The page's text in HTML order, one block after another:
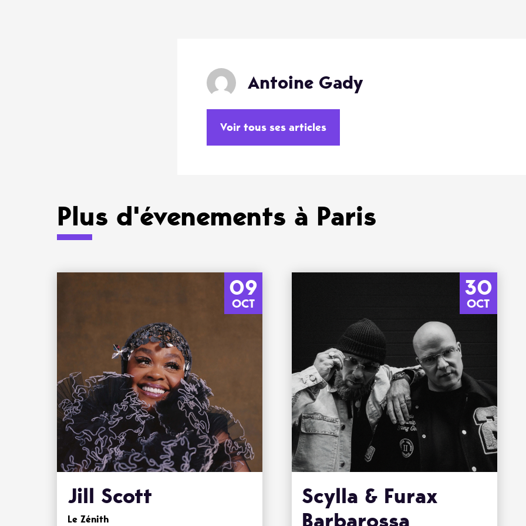
Antoine Gady
Voir tous ses articles
Plus d'évenements à Paris
09
OCT
Jill Scott
Le Zénith
30
OCT
Scylla & Furax
Barbarossa